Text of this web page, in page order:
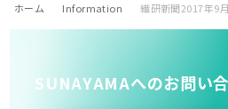
ホーム Information 繊研新聞2017年9
SUNAYAMAへのお問い